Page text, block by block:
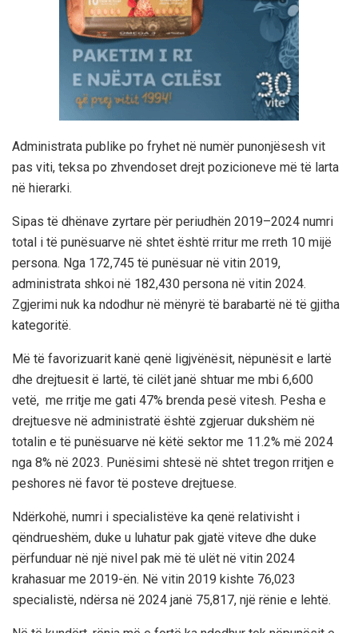
Administrata publike po fryhet në numër punonjësesh vit
pas viti, teksa po zhvendoset drejt pozicioneve më të larta
në hierarki.
Sipas të dhënave zyrtare për periudhën 2019–2024 numri
total i të punësuarve në shtet është rritur me rreth 10 mijë
persona. Nga 172,745 të punësuar në vitin 2019,
administrata shkoi në 182,430 persona në vitin 2024.
Zgjerimi nuk ka ndodhur në mënyrë të barabartë në të gjitha
kategoritë.
Më të favorizuarit kanë qenë ligjvënësit, nëpunësit e lartë
dhe drejtuesit ë lartë, të cilët janë shtuar me mbi 6,600
vetë, me rritje me gati 47% brenda pesë vitesh. Pesha e
drejtuesve në administratë është zgjeruar dukshëm në
totalin e të punësuarve në këtë sektor me 11.2% më 2024
nga 8% në 2023. Punësimi shtesë në shtet tregon rritjen e
peshores në favor të posteve drejtuese.
Ndërkohë, numri i specialistëve ka qenë relativisht i
qëndrueshëm, duke u luhatur pak gjatë viteve dhe duke
përfunduar në një nivel pak më të ulët në vitin 2024
krahasuar me 2019-ën. Në vitin 2019 kishte 76,023
specialistë, ndërsa në 2024 janë 75,817, një rënie e lehtë.